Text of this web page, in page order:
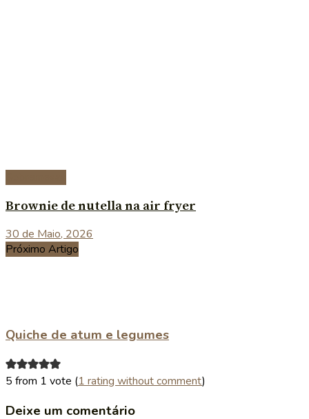
Brownie de nutella na air fryer
30 de Maio, 2026
Próximo Artigo
Quiche de atum e legumes
5 from 1 vote (1 rating without comment)
Deixe um comentário